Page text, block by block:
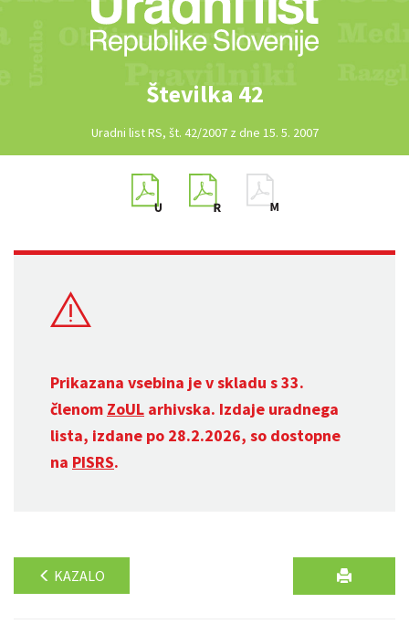
Številka 42
Uradni list RS, št. 42/2007 z dne 15. 5. 2007
Prikazana vsebina je v skladu s 33.
členom ZoUL arhivska. Izdaje uradnega
lista, izdane po 28.2.2026, so dostopne
na PISRS.
KAZALO